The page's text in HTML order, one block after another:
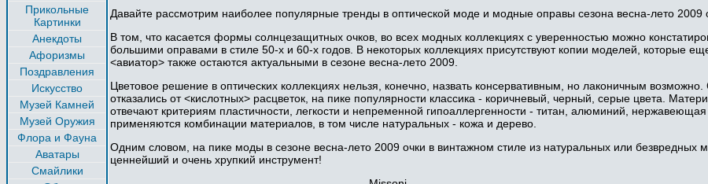
Прикольные
Картинки
Анекдоты
Афоризмы
Поздравления
Искусство
Музей Камней
Музей Оружия
Флора и Фауна
Аватары
Смайлики
Давайте рассмотрим наиболее популярные тренды в оптической моде и модные оправы сезона весна-лето 2009
В том, что касается формы солнцезащитных очков, во всех модных коллекциях с уверенностью можно
большими оправами в стиле 50-х и 60-х годов. В некоторых коллекциях присутствуют копии моделей, которые
<авиатор> также остаются актуальными в сезоне весна-лето 2009.
Цветовое решение в оптических коллекциях нельзя, конечно, назвать консервативным, но лаконичным
отказались от <кислотных> расцветок, на пике популярности классика - коричневый, черный, серые цвета.
отвечают критериям пластичности, легкости и непременной гипоаллергенности - титан, алюминий,
применяются комбинации материалов, в том числе натуральных - кожа и дерево.
Одним словом, на пике моды в сезоне весна-лето 2009 очки в винтажном стиле из натуральных или безвредных
ценнейший и очень хрупкий инструмент!